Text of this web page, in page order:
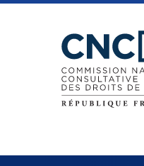
Panneau de gestion des cookies